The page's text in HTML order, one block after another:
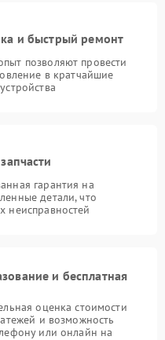
и быстрый ремонт
позволяют провести
в кратчайшие
гарантия на
детали, что
неисправностей
и бесплатная
оценка стоимости
и возможность
или онлайн на